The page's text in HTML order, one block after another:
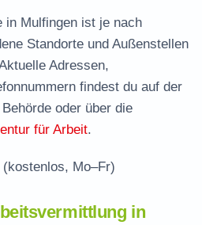
und Bürgergeld beantragen
– zuständige Stelle
ums Jobcenter
in Mulfingen ist je nach
Standorte und Außenstellen
Adressen,
findest du auf der
oder über die
für Arbeit.
(kostenlos, Mo–Fr)
in